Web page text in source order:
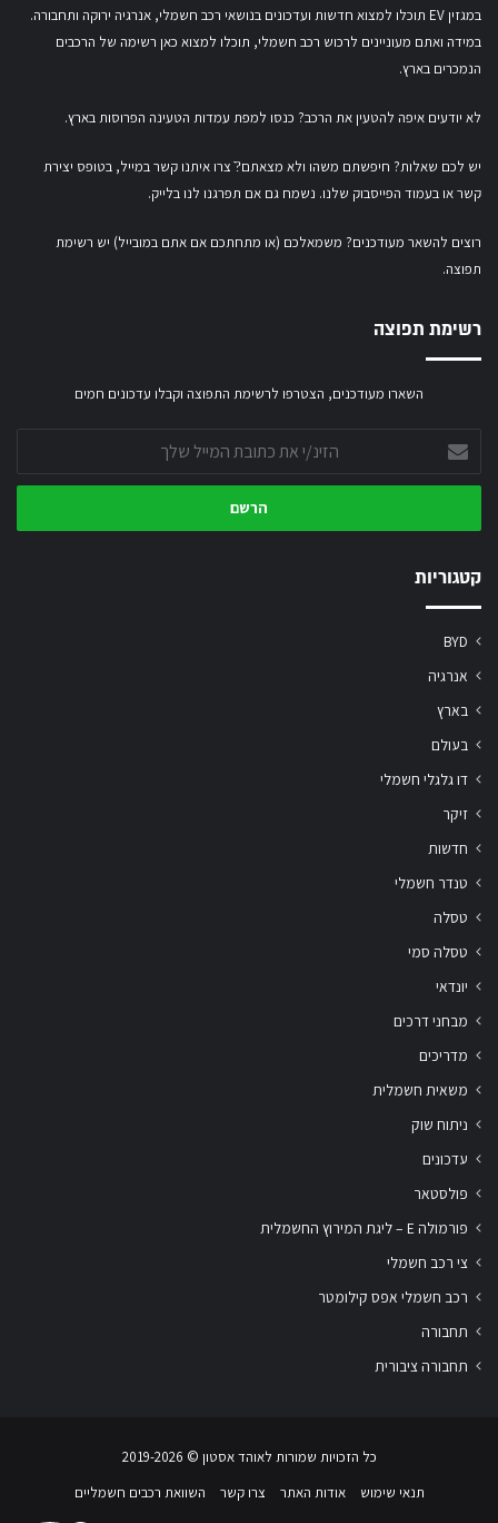
במגזין EV תוכלו למצוא חדשות ועדכונים בנושאי רכב חשמלי, אנרגיה ירוקה ותחבורה.
במידה ואתם מעוניינים לרכוש רכב חשמלי, תוכלו למצוא כאן רשימה של הרכבים
הנמכרים בארץ.
לא יודעים איפה להטעין את הרכב? כנסו למפת עמדות הטעינה הפרוסות בארץ.
יש לכם שאלות? חיפשתם משהו ולא מצאתם?ֿ צרו איתנו קשר במייל, בטופס יצירת
קשראובעמוד הפייסבוק שלנו. נשמח גם אם תפרגנו לנו בלייק.
רוצים להשאר מעודכנים? משמאלכם (או מתחתכם אם אתם במובייל) יש רשימת
תפוצה.
רשימת תפוצה
השארו מעודכנים, הצטרפו לרשימת התפוצה וקבלו עדכונים חמים
הזינ/י
את
כתובת
שלך
קטגוריות
BYD
אנרגיה
בארץ
בעולם
דו גלגלי חשמלי
זיקר
חדשות
טנדר חשמלי
טסלה
טסלה סמי
יונדאי
מבחני דרכים
מדריכים
משאית חשמלית
ניתוח שוק
עדכונים
פולסטאר
פורמולה E – ליגת המירוץ החשמלית
צי רכב חשמלי
רכב חשמלי אפס קילומטר
תחבורה
תחבורה ציבורית
כל הזכויות שמורות לאוהד אסטון ‏© 2019-2026
תנאי שימוש
אודות האתר צרו קשר
השוואת רכבים חשמליים